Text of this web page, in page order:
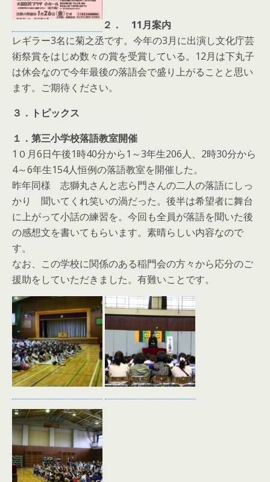
２ ． 11月案内
レギラー3名に菊之丞です。今年の3月に出演し文化庁芸
術祭賞をはじめ数々の賞を受賞している。12月は下丸子
は休会なので今年最後の落語会で盛り上がることと思い
ます。ご期待ください。
３．トピックス
１．第三小学校落語教室開催
1０月6日午後1時40分から1～3年生206人、2時30分から
4～6年生154人恒例の落語教室を開催した。
昨年同様 志獅丸さんと志ら門さんの二人の落語にしっ
かり 聞いてくれ笑いの渦だった。後半は希望者に舞台
に上がって小話の練習を。今回も全員が落語を聞いた後
の感想文を書いてもらいます。素晴らしい内容なので
す。
なお、この学校に関係のある稲門会の方々から応分のご
援助をしていただきました。有難いことです。